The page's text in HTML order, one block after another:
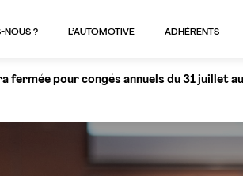
NOUS ? L’AUTOMOTIVE ADHÉRENTS
fermée pour congés annuels du 31 juillet